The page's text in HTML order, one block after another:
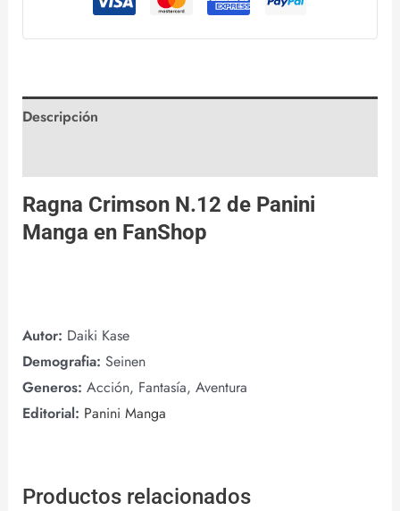
Descripción
Ragna Crimson N.12 de Panini
Manga en FanShop
Autor: Daiki Kase
Demografia: Seinen
Generos: Acción, Fantasía, Aventura
Editorial: Panini Manga
Productos relacionados